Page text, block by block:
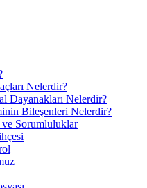
Nelerdir?
Dayanakları Nelerdir?
Bileşenleri Nelerdir?
Sorumluluklar